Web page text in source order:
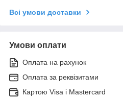
Всі умови доставки
Умови оплати
Оплата на рахунок
Оплата за реквізитами
Картою Visa і Mastercard